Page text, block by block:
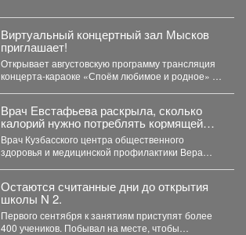
Виртуальный концертный зал Мысков
приглашает!
Открывает августовскую программу трансляция
концерта-караоке «Споём любимое и родное» -
Врач Евстафьева раскрыла, сколько
калорий нужно потреблять кормящей
маме
Врач Кузбасского центра общественного
здоровья и медицинской профилактики Вера
Остаются считанные дни до открытия
школы N 2.
Первого сентября к занятиям приступят более
400 учеников. Побывал на месте, чтобы